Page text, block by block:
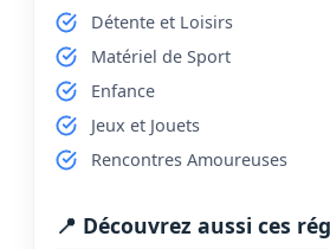
Détente et Loisirs
Matériel de Sport
Enfance
Jeux et Jouets
Rencontres Amoureuses
📍 Découvrez aussi ces